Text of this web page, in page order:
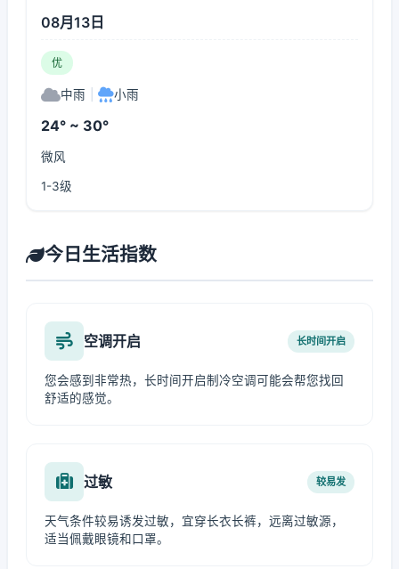
08月13日
优
中雨 小雨
24° ~ 30°
微风
1-3级
今日生活指数
空调开启 长时间开启
您会感到非常热，长时间开启制冷空调可能会帮您找回
舒适的感觉。
过敏 较易发
天气条件较易诱发过敏，宜穿长衣长裤，远离过敏源，
适当佩戴眼镜和口罩。